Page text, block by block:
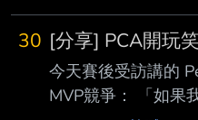
發6局
傑憲也盡地主之誼
食。他在社群平台
「謝謝，台南！」
得好美，古蹟、海
30 [分享] PCA開玩
今天賽後受訪講的
MVP競爭： 「如果